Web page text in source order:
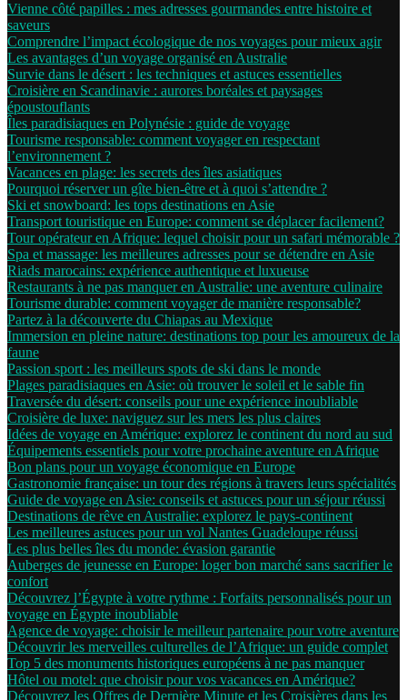
Vienne côté papilles : mes adresses gourmandes entre histoire et
saveurs
Comprendre l’impact écologique de nos voyages pour mieux agir
Les avantages d’un voyage organisé en Australie
Survie dans le désert : les techniques et astuces essentielles
Croisière en Scandinavie : aurores boréales et paysages
époustouflants
Îles paradisiaques en Polynésie : guide de voyage
Tourisme responsable: comment voyager en respectant
l’environnement ?
Vacances en plage: les secrets des îles asiatiques
Pourquoi réserver un gîte bien-être et à quoi s’attendre ?
Ski et snowboard: les tops destinations en Asie
Transport touristique en Europe: comment se déplacer facilement?
Tour opérateur en Afrique: lequel choisir pour un safari mémorable ?
Spa et massage: les meilleures adresses pour se détendre en Asie
Riads marocains: expérience authentique et luxueuse
Restaurants à ne pas manquer en Australie: une aventure culinaire
Tourisme durable: comment voyager de manière responsable?
Partez à la découverte du Chiapas au Mexique
Immersion en pleine nature: destinations top pour les amoureux de la
faune
Passion sport : les meilleurs spots de ski dans le monde
Plages paradisiaques en Asie: où trouver le soleil et le sable fin
Traversée du désert: conseils pour une expérience inoubliable
Croisière de luxe: naviguez sur les mers les plus claires
Idées de voyage en Amérique: explorez le continent du nord au sud
Équipements essentiels pour votre prochaine aventure en Afrique
Bon plans pour un voyage économique en Europe
Gastronomie française: un tour des régions à travers leurs spécialités
Guide de voyage en Asie: conseils et astuces pour un séjour réussi
Destinations de rêve en Australie: explorez le pays-continent
Les meilleures astuces pour un vol Nantes Guadeloupe réussi
Les plus belles îles du monde: évasion garantie
Auberges de jeunesse en Europe: loger bon marché sans sacrifier le
confort
Découvrez l’Égypte à votre rythme : Forfaits personnalisés pour un
voyage en Égypte inoubliable
Agence de voyage: choisir le meilleur partenaire pour votre aventure
Découvrir les merveilles culturelles de l’Afrique: un guide complet
Top 5 des monuments historiques européens à ne pas manquer
Hôtel ou motel: que choisir pour vos vacances en Amérique?
Découvrez les Offres de Dernière Minute et les Croisières dans les